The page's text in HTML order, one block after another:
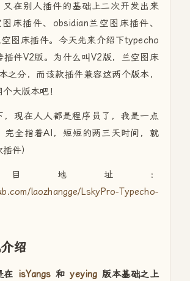
在别人插件的基础上二次开发出来
床插件、obsidian兰空图床插件、
图床插件。今天先来介绍下typecho
插件V2版。为什么叫V2版，兰空图床
之分，而该款插件兼容这两个版本，
大版本吧！
，现在人人都是程序员了，我是一点
完全指着AI，短短的两三天时间，就
件）
目地址：
laozhangge/LskyPro-Typecho-
绍
在 isYangs 和 yeying 版本基础之上